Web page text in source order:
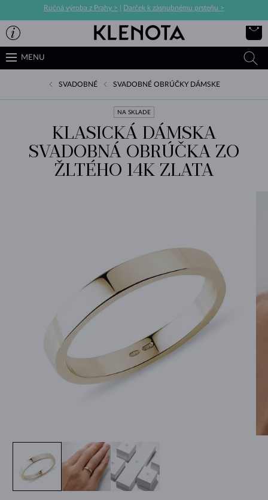
Ručná výroba z Prahy > Darček k zásnubnému prsteňu >
MENU
SVADOBNÉ SVADOBNÉ OBRÚČKY DÁMSKE
NA SKLADE
KLASICKÁ DÁMSKA
SVADOBNÁ OBRÚČKA ZO
ŽLTÉHO 14K ZLATA